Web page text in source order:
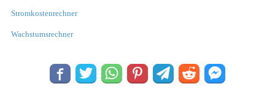
Stromkostenrechner
Wachstumsrechner